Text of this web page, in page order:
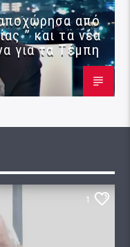
από
” και τα νέα
για τα Τέμπη
1